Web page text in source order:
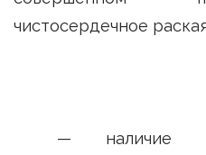
чистосердечное
— наличие